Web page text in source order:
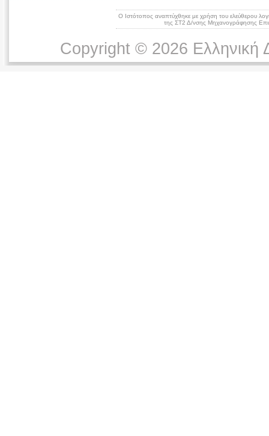
Ο Ιστότοπος αναπτύχθηκε με χρήση του ελεύθερου
της ΣΤ2 Δ/νσης Μηχανογράφησης
Copyright © 2026